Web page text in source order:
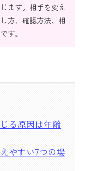
ます。相手を変え
方、確認方法、相
す。
る原因は年齢
やすい7つの場